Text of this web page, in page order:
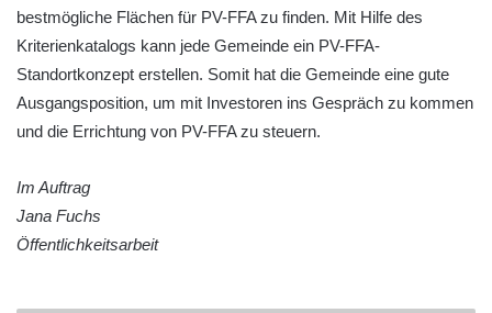
bestmögliche Flächen für PV-FFA zu finden. Mit Hilfe des
Kriterienkatalogs kann jede Gemeinde ein PV-FFA-
Standortkonzept erstellen. Somit hat die Gemeinde eine gute
Ausgangsposition, um mit Investoren ins Gespräch zu kommen
und die Errichtung von PV-FFA zu steuern.
Im Auftrag
Jana Fuchs
Öffentlichkeitsarbeit